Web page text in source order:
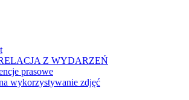
Z WYDARZEŃ
prasowe
wykorzystywanie zdjęć